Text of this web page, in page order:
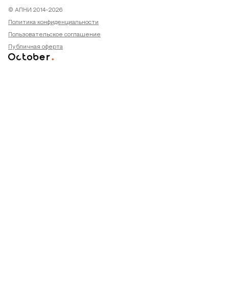
© АПНИ 2014-2026
Политика конфиденциальности
Пользовательское соглашение
Публичная оферта